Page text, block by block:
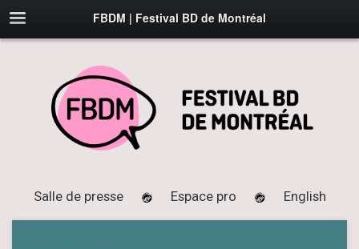
FBDM | Festival BD de Montréal
Salle de presse Espace pro English